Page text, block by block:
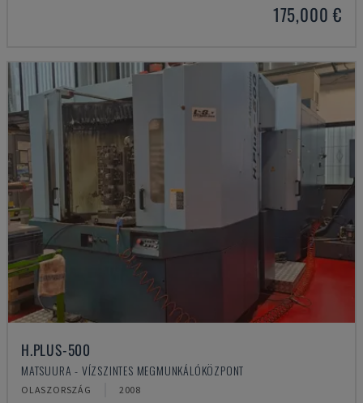
175,000 €
H.PLUS-500
MATSUURA - VÍZSZINTES MEGMUNKÁLÓKÖZPONT
OLASZORSZÁG 2008